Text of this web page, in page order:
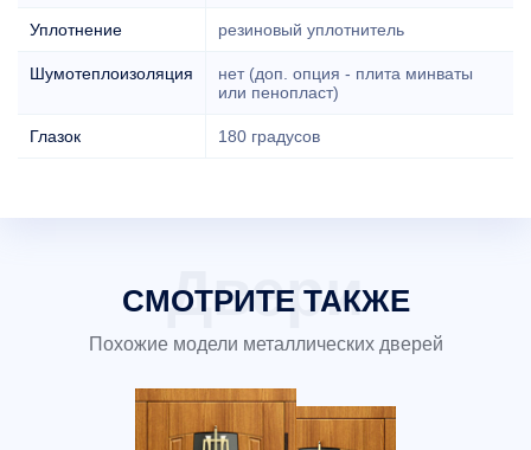
Уплотнение резиновый уплотнитель
Шумотеплоизоляция
нет (доп. опция - плита минваты
или пенопласт)
Глазок 180 градусов
СМОТРИТЕ ТАКЖЕ
Похожие модели металлических дверей